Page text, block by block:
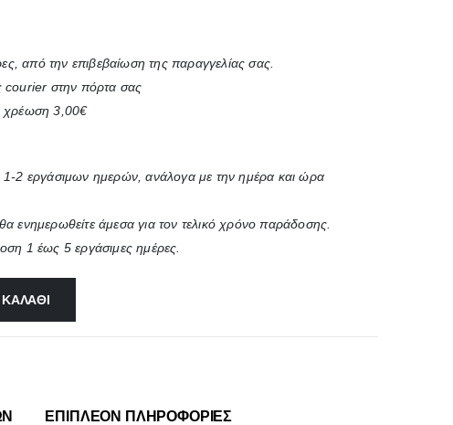
από την επιβεβαίωση της παραγγελίας σας.
courier στην πόρτα σας
χρέωση 3,00€
1-2 εργάσιμων ημερών, ανάλογα με την ημέρα και ώρα
ενημερωθείτε άμεσα για τον τελικό χρόνο παράδοσης.
1 έως 5 εργάσιμες ημέρες.
ΕΠΙΠΛΈΟΝ ΠΛΗΡΟΦΟΡΊΕΣ